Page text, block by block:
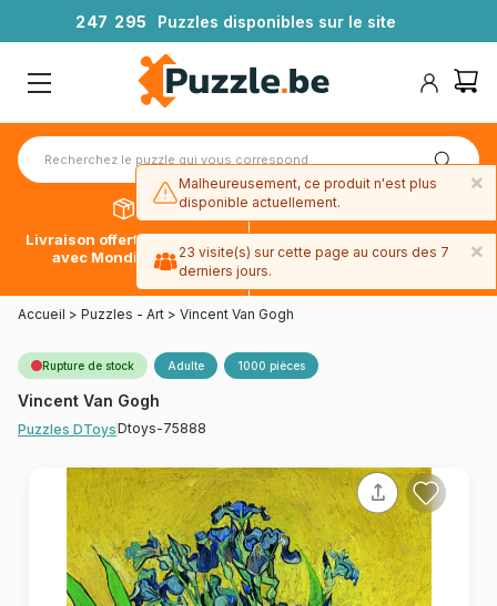
247 295 Puzzles disponibles sur le site
Livraison offerte dès 39€*
avec Mondial Relay
Paiement en 4x sans frais
avec Paypal
Accueil > Puzzles - Art > Vincent Van Gogh
Rupture de stock Adulte 1000 pièces
Vincent Van Gogh
Puzzles DToysDtoys-75888
×
Malheureusement, ce produit n'est plus
disponible actuellement.
×
23 visite(s) sur cette page au cours des 7
derniers jours.